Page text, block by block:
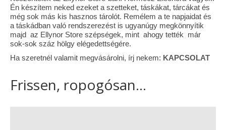
Én készítem neked ezeket a szetteket, táskákat, tárcákat és
még sok más kis hasznos tárolót. Remélem a te napjaidat és
a táskádban való rendszerezést is ugyanúgy megkönnyítik
majd az Ellynor Store szépségek, mint ahogy tették már
sok-sok száz hölgy elégedettségére.
Ha szeretnél valamit megvásárolni, írj nekem: KAPCSOLAT
Frissen, ropogósan...